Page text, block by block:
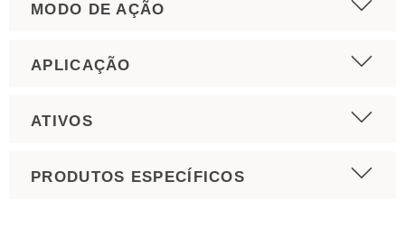
MODO DE AÇÃO
APLICAÇÃO
ATIVOS
PRODUTOS ESPECÍFICOS